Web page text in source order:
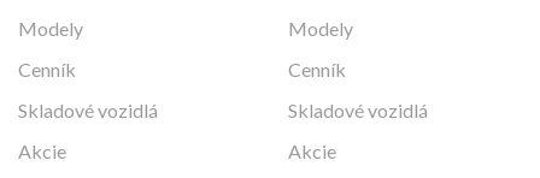
Modely
Cenník
Skladové vozidlá
Akcie
Modely
Cenník
Skladové vozidlá
Akcie